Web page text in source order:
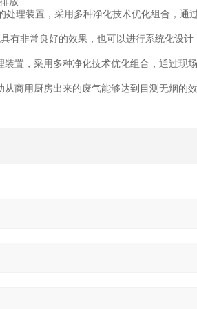
理装置，采用多种净化技术优化组合，通
有非常良好的效果，也可以进行系统化设计
置，采用多种净化技术优化组合，通过现
商用厨房出来的废气能够达到目测无烟的